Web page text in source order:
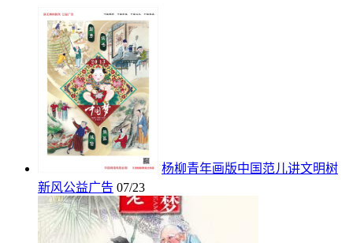
杨柳青年画版中国范儿讲文明树
新风公益广告 07/23